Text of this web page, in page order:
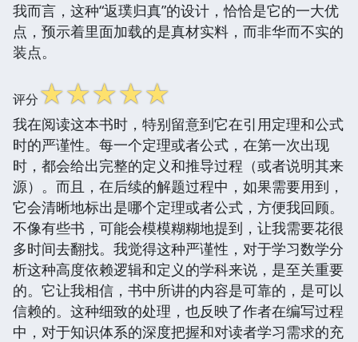
我而言，这种“返璞归真”的设计，恰恰是它的一大优
点，预示着里面加载的是真材实料，而非华而不实的
装点。
评分☆☆☆☆☆
我在阅读这本书时，特别留意到它在引用定理和公式
时的严谨性。每一个定理或者公式，在第一次出现
时，都会给出完整的定义和推导过程（或者说明其来
源）。而且，在后续的解题过程中，如果需要用到，
它会清晰地标出是哪个定理或者公式，方便我回顾。
不像有些书，可能会模模糊糊地提到，让我需要花很
多时间去翻找。我觉得这种严谨性，对于学习数学分
析这种高度依赖逻辑和定义的学科来说，是至关重要
的。它让我相信，书中所讲的内容是可靠的，是可以
信赖的。这种细致的处理，也反映了作者在编写过程
中，对于知识体系的深度把握和对读者学习需求的充